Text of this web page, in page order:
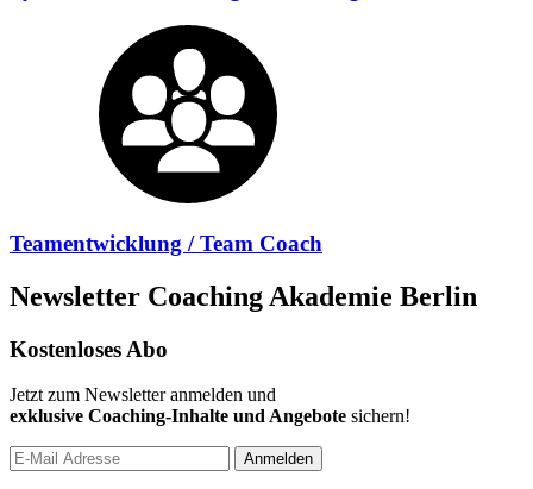
Teamentwicklung / Team Coach
Newsletter Coaching Akademie Berlin
Kostenloses Abo
Jetzt zum Newsletter anmelden und
exklusive Coaching-Inhalte und Angebote sichern!
Anmelden